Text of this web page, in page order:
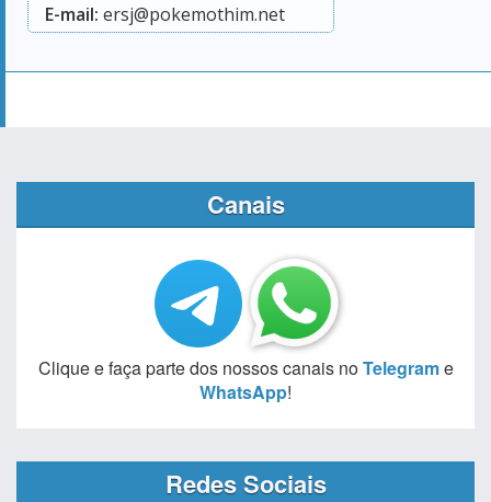
E-mail: ersj@pokemothim.net
Canais
Clique e faça parte dos nossos canais noTelegrame
WhatsApp!
Redes Sociais